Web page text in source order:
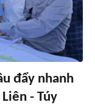
đẩy nhanh
- Túy